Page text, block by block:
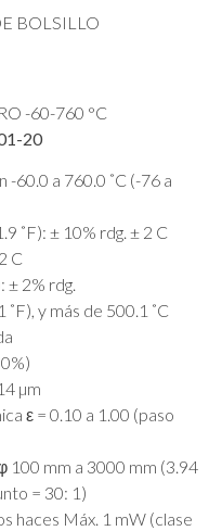
BOLSILLO
-60-760 °C
20
60.0 a 760.0 ˚C (-76 a
˚F): ± 10% rdg. ± 2 C
C
± 2% rdg.
y más de 500.1 ˚C
µm
ε = 0.10 a 1.00 (paso
100 mm a 3000 mm (3.94
= 30: 1)
haces Máx. 1 mW (clase